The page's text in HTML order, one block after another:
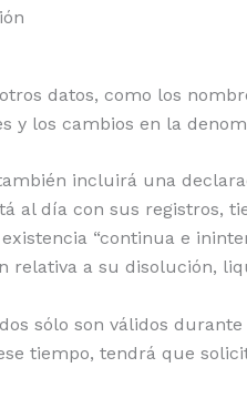
datos, como los
y los cambios en la
incluirá una
al día con sus registros,
“continua e
relativa a su disolución,
sólo son válidos
tiempo, tendrá que